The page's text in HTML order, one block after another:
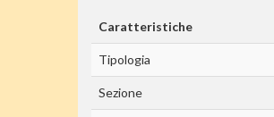
Caratteristiche
Tipologia
Sezione